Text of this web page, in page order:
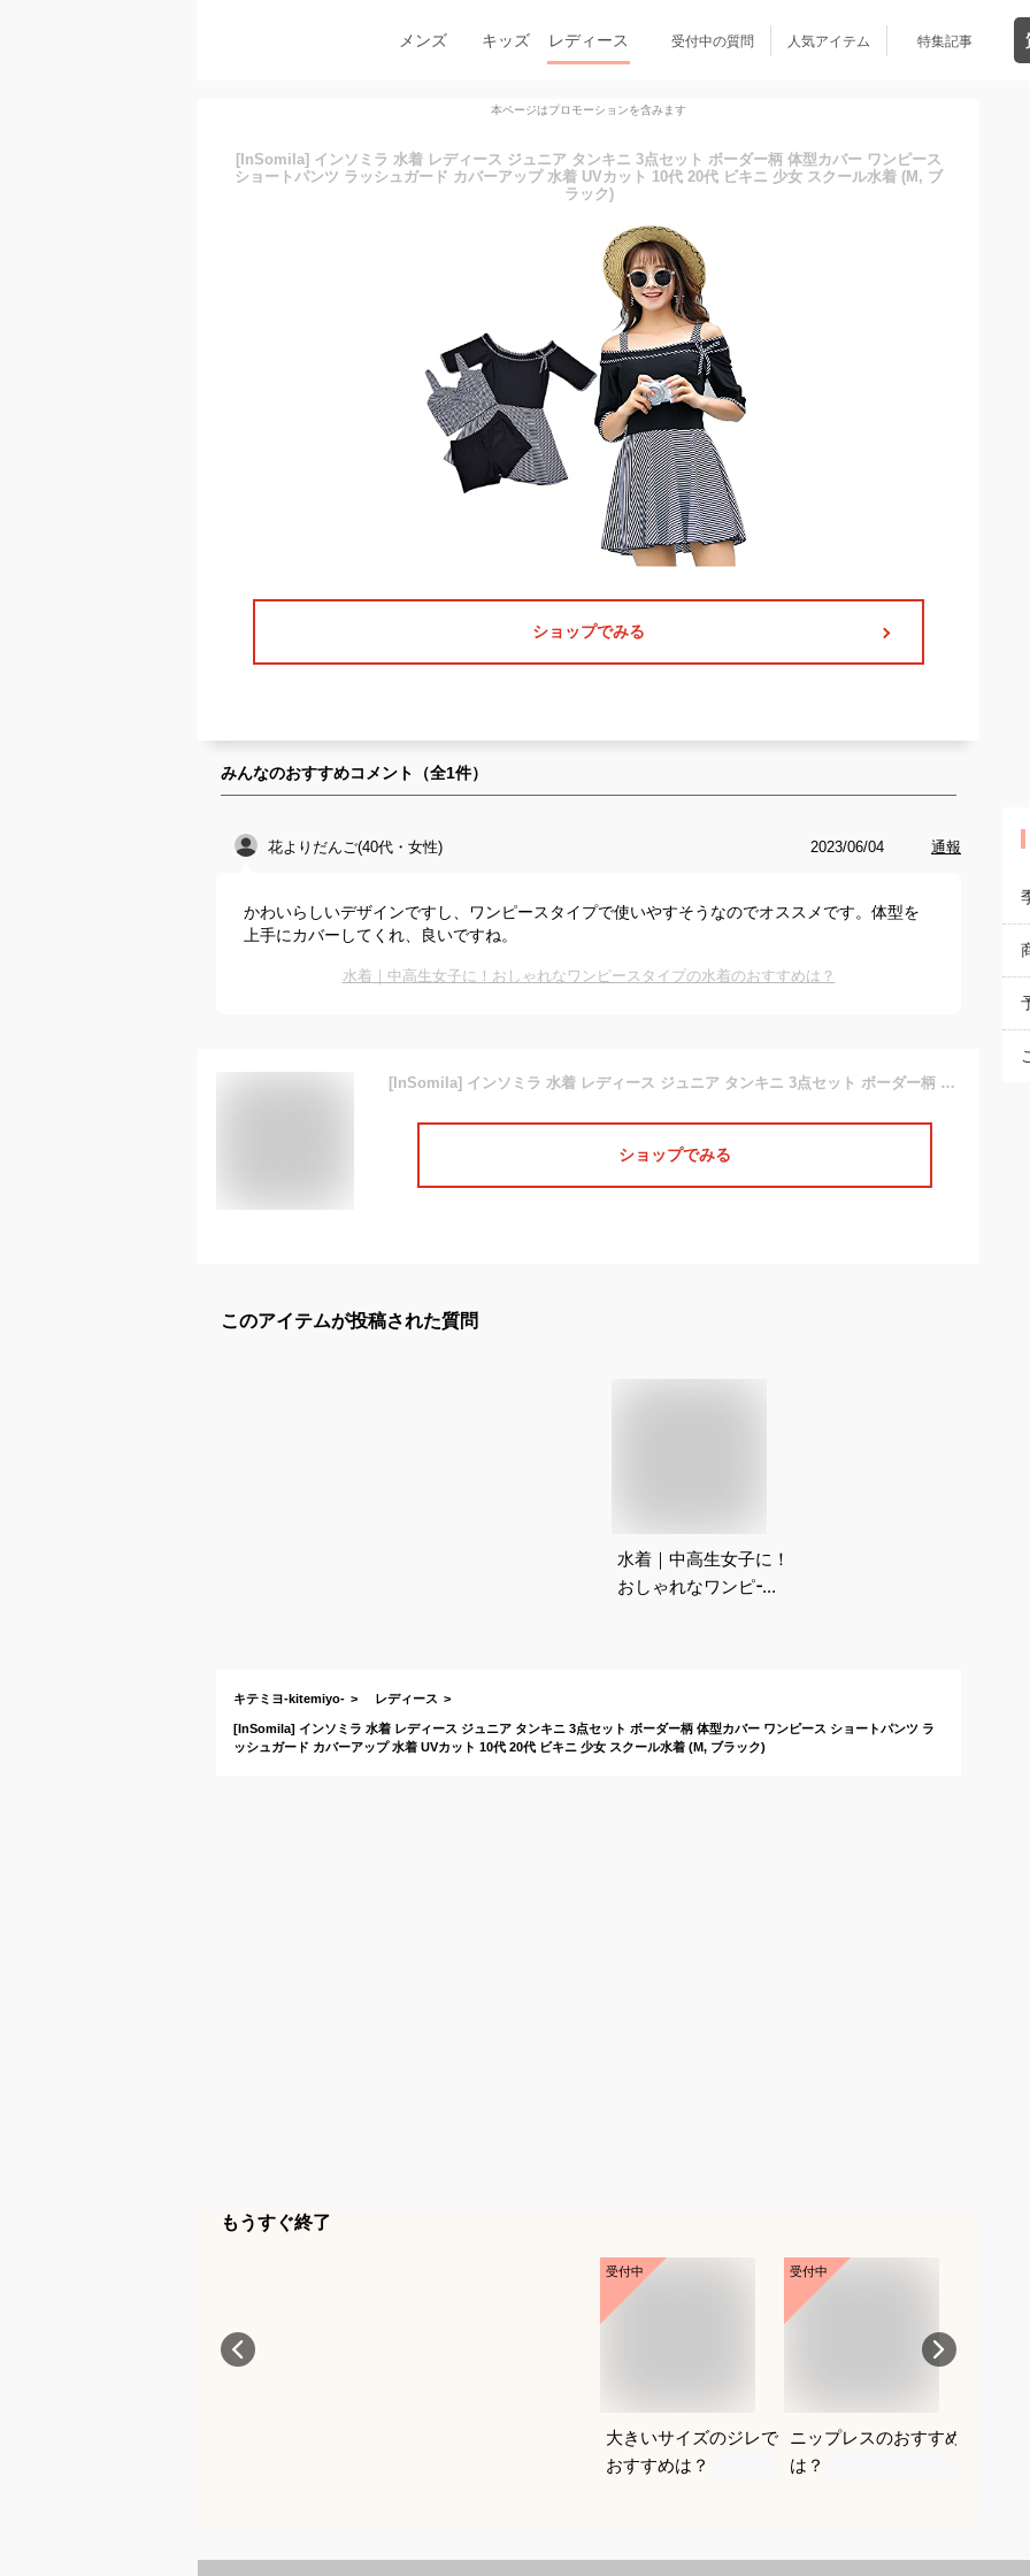
メンズ キッズ レディース 受付中の質問 人気アイテム 特集記事
本ページはプロモーションを含みます
[InSomila] インソミラ 水着 レディース ジュニア タンキニ 3点セット ボーダー柄 体型カバー ワンピース
ショートパンツ ラッシュガード カバーアップ 水着 UVカット 10代 20代 ビキニ 少女 スクール水着 (M, ブ
ラック)
ショップでみる
みんなのおすすめコメント（全1件）
花よりだんご(40代・女性) 2023/06/04 通報
かわいらしいデザインですし、ワンピースタイプで使いやすそうなのでオススメです。体型を
上手にカバーしてくれ、良いですね。
水着｜中高生女子に！おしゃれなワンピースタイプの水着のおすすめは？
[InSomila] インソミラ 水着 レディース ジュニア タンキニ 3点セット ボーダー柄 体型カバー ワンピース ショートパンツ ラッシュガード カバーアップ 水着 UVカット 10代 20代 ビキニ 少女 スクール水着 (M, ブラック)
ショップでみる
このアイテムが投稿された質問
水着｜中高生女子に！
おしゃれなワンピース
キテミヨ-kitemiyo- レディース
[InSomila] インソミラ 水着 レディース ジュニア タンキニ 3点セット ボーダー柄 体型カバー ワンピース ショートパンツ ラ
ッシュガード カバーアップ 水着 UVカット 10代 20代 ビキニ 少女 スクール水着 (M, ブラック)
もうすぐ終了
受付中
大きいサイズのジレで
おすすめは？
受付中
ニップレスのおすすめ
は？